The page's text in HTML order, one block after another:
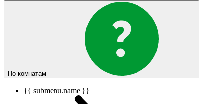
По комнатам
{{ submenu.name }}